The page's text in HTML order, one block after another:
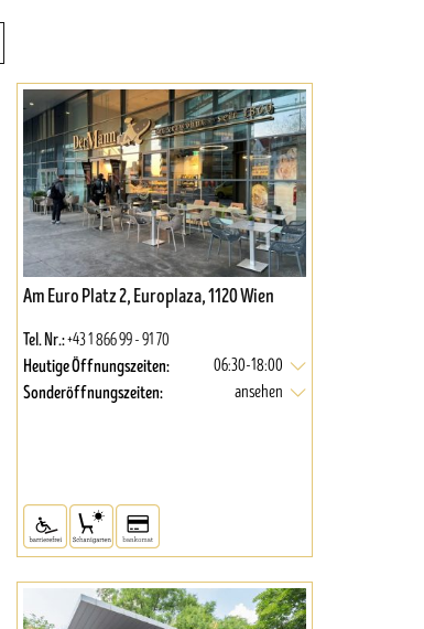
Am Euro Platz 2, Europlaza, 1120 Wien
Tel. Nr.:+43 1 866 99 - 91 70
Heutige Öffnungszeiten: 06:30-18:00
Sonderöffnungszeiten: ansehen